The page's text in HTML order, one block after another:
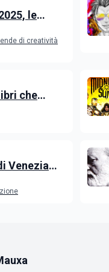
le
di creatività
che
Venezia
sezioni